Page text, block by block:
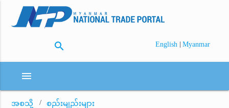
search English | Myanmar
menu
အစသို့ စည်းမျည်းများ